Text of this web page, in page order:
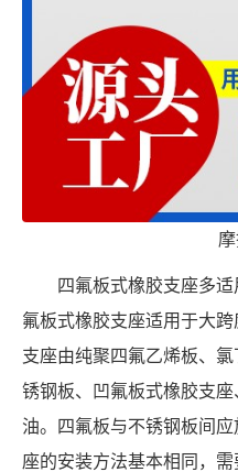
四氟板式橡胶支座多
氟板式橡胶支座适用于大
支座由纯聚四氟乙烯板、
锈钢板、凹氟板式橡胶支
油。四氟板与不锈钢板间
座的安装方法基本相同，